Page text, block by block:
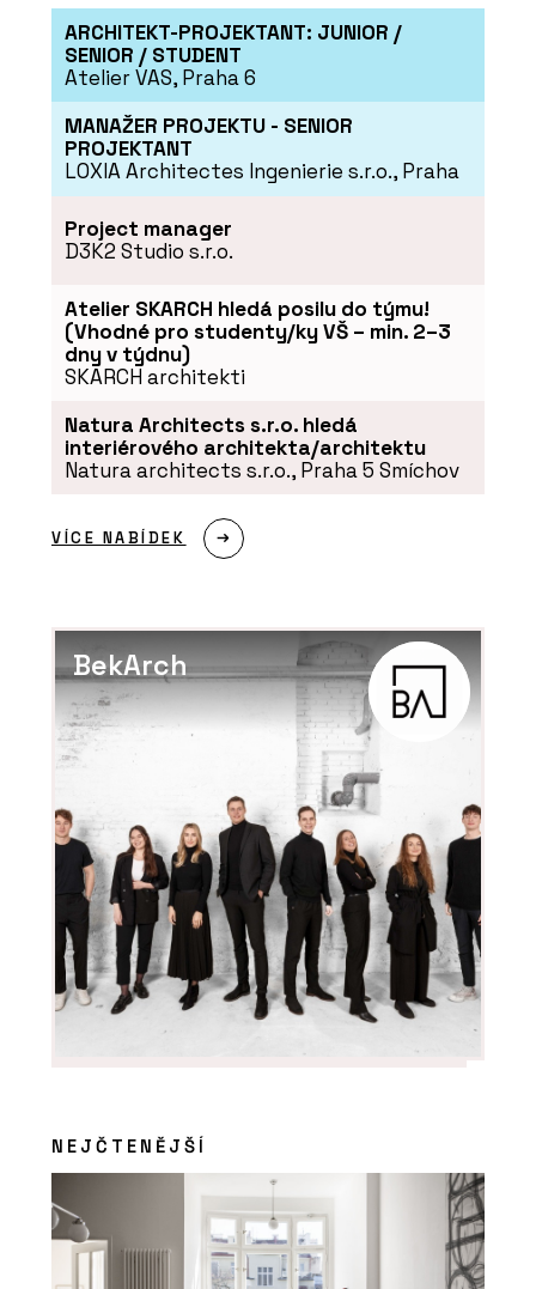
Wellness - Aquamarine Spa
Bazén letce Martina Šonky pracuje s
O FIRMĚ
Aquamarine Spa
TAO Design Sauna&Spa - Aquamarine
ARCHITEKT-PROJEKTANT: JUNIOR /
SENIOR / STUDENT
Atelier VAS, Praha 6
MANAŽER PROJEKTU - SENIOR
PROJEKTANT
LOXIA Architectes Ingenierie s.r.o., Praha
Project manager
D3K2 Studio s.r.o.
Atelier SKARCH hledá posilu do týmu!
(Vhodné pro studenty/ky VŠ – min. 2–3
dny v týdnu)
SKARCH architekti
Natura Architects s.r.o. hledá
interiérového architekta/architektu
Natura architects s.r.o., Praha 5 Smíchov
VÍCE NABÍDEK
BekArch
NEJČTENĚJŠÍ